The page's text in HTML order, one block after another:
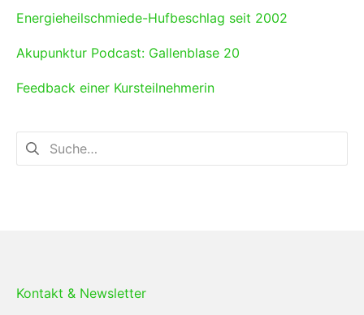
Energieheilschmiede-Hufbeschlag seit 2002
Akupunktur Podcast: Gallenblase 20
Feedback einer Kursteilnehmerin
Kontakt & Newsletter